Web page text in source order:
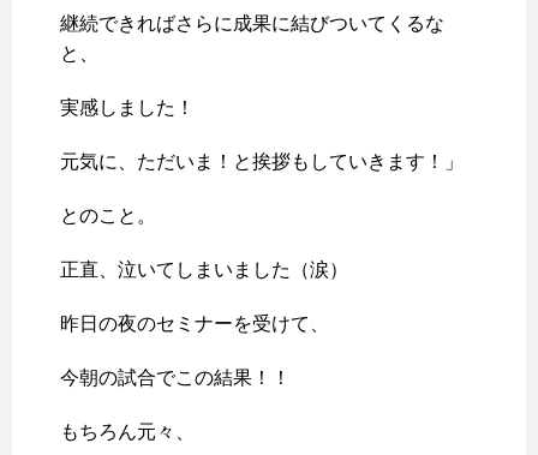
継続できればさらに成果に結びついてくるな
と、
実感しました！
元気に、ただいま！と挨拶もしていきます！」
とのこと。
正直、泣いてしまいました（涙）
昨日の夜のセミナーを受けて、
今朝の試合でこの結果！！
もちろん元々、